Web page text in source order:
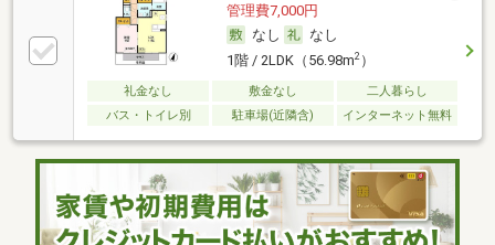
管理費7,000円
なし
なし
1階 / 2LDK（56.98m2）
礼金なし 敷金なし
二人暮らし
バス・トイレ別
駐車場(近隣含) インターネット無料